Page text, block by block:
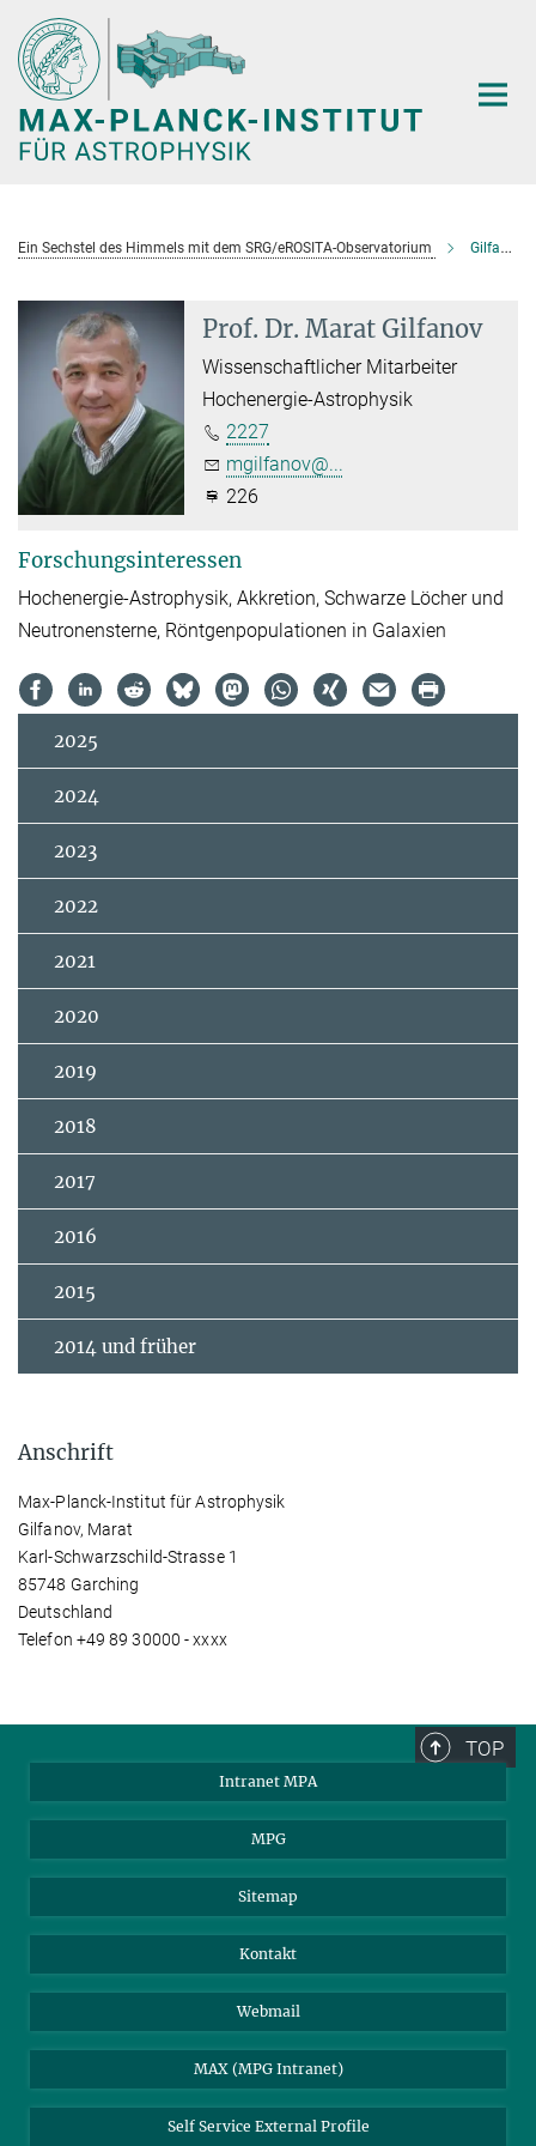
Hauptinhalt
Ein Sechstel des Himmels mit dem SRG/eROSITA-Observatorium Gilfanov, Marat
Prof. Dr. Marat Gilfanov
Wissenschaftlicher Mitarbeiter
Hochenergie-Astrophysik
2227
mgilfanov@...
226
Forschungsinteressen
Hochenergie-Astrophysik, Akkretion, Schwarze Löcher und
Neutronensterne, Röntgenpopulationen in Galaxien
2025
2024
2023
2022
2021
2020
2019
2018
2017
2016
2015
2014 und früher
Anschrift
Max-Planck-Institut für Astrophysik
Gilfanov, Marat
Karl-Schwarzschild-Strasse 1
85748 Garching
Deutschland
Telefon +49 89 30000 - xxxx
TOP
Intranet MPA
MPG
Sitemap
Kontakt
Webmail
MAX (MPG Intranet)
Self Service External Profile